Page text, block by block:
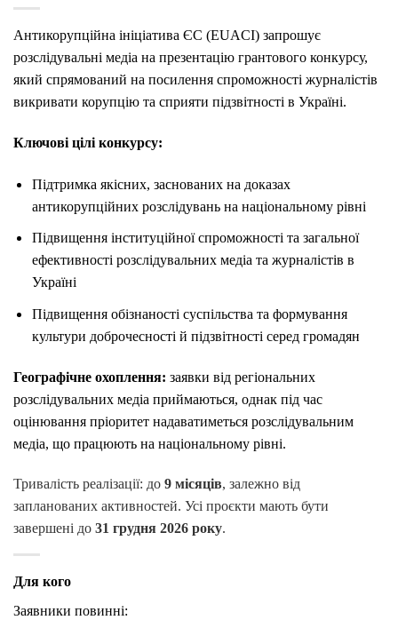
Антикорупційна ініціатива ЄС (EUACI) запрошує
розслідувальні медіа на презентацію грантового конкурсу,
який спрямований на посилення спроможності журналістів
викривати корупцію та сприяти підзвітності в Україні.
Ключові цілі конкурсу:
Підтримка якісних, заснованих на доказах
антикорупційних розслідувань на національному рівні
Підвищення інституційної спроможності та загальної
ефективності розслідувальних медіа та журналістів в
Україні
Підвищення обізнаності суспільства та формування
культури доброчесності й підзвітності серед громадян
Географічне охоплення: заявки від регіональних
розслідувальних медіа приймаються, однак під час
оцінювання пріоритет надаватиметься розслідувальним
медіа, що працюють на національному рівні.
Тривалість реалізації: до 9 місяців, залежно від
запланованих активностей. Усі проєкти мають бути
завершені до 31 грудня 2026 року.
Для кого
Заявники повинні: